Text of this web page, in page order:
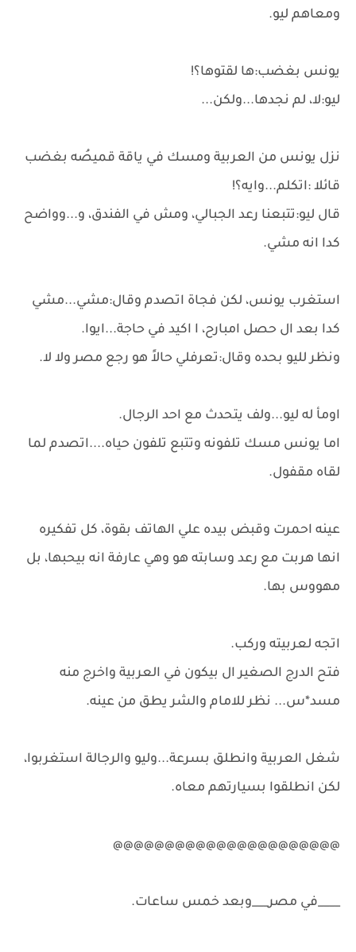
ومعاهم ليو.
يونس بغضب:ها لقتوها؟!
ليو:لا، لم نجدها...ولكن...
نزل يونس من العربية ومسك في ياقة قميصُه بغضب
قائلا :اتكلم...وايه؟!
قال ليو:تتبعنا رعد الجبالي، ومش في الفندق، و...وواضح
كدا انه مشي.
استغرب يونس، لكن فجاة اتصدم وقال:مشي...مشي
كدا بعد ال حصل امبارح، ا اكيد في حاجة...ايوا.
ونظر لليو بحده وقال:تعرفلي حالاً هو رجع مصر ولا لا.
اومأ له ليو...ولف يتحدث مع احد الرجال.
اما يونس مسك تلفونه وتتبع تلفون حياه....اتصدم لما
لقاه مقفول.
عينه احمرت وقبض بيده علي الهاتف بقوة، كل تفكيره
انها هربت مع رعد وسابته هو وهي عارفة انه بيحبها، بل
مهووس بها.
اتجه لعربيته وركب.
فتح الدرج الصغير ال بيكون في العربية واخرج منه
مسد*س... نظر للامام والشر يطق من عينه.
شغل العربية وانطلق بسرعة...وليو والرجالة استغربوا،
لكن انطلقوا بسيارتهم معاه.
@@@@@@@@@@@@@@@@@@@@@@
____في مصر___وبعد خمس ساعات.